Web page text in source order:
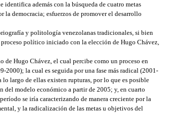
identifica además con la búsqueda de cuatro metas
democracia; esfuerzos de promover el desarrollo
y politología venezolanas tradicionales, si bien
político iniciado con la elección de Hugo Chávez,
Hugo Chávez, el cual percibe como un proceso en
2000); la cual es seguida por una fase más radical (2001-
largo de ellas existen rupturas, por lo que es posible
del modelo económico a partir de 2005; y, en cuarto
se iría caracterizando de manera creciente por la
y la radicalización de las metas u objetivos del